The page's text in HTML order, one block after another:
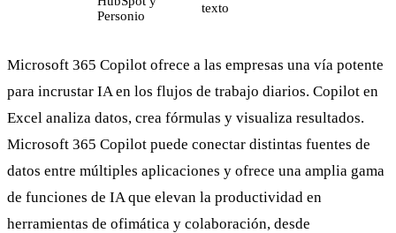
Personio
texto
Microsoft 365 Copilot ofrece a las empresas una vía potente
para incrustar IA en los flujos de trabajo diarios. Copilot en
Excel analiza datos, crea fórmulas y visualiza resultados.
Microsoft 365 Copilot puede conectar distintas fuentes de
datos entre múltiples aplicaciones y ofrece una amplia gama
de funciones de IA que elevan la productividad en
herramientas de ofimática y colaboración, desde